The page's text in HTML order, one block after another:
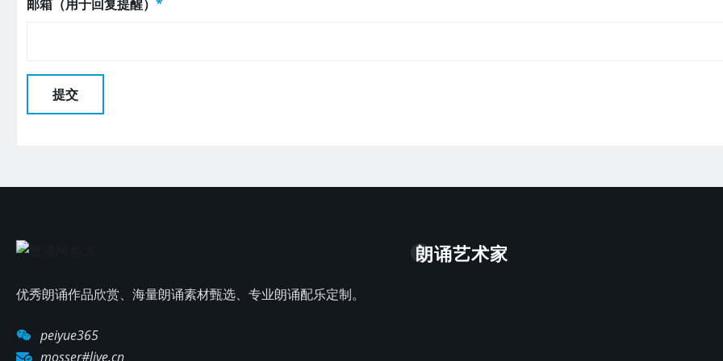
邮箱（用于回复提醒） *
优秀朗诵作品欣赏、海量朗诵素材甄选、专业朗诵配乐定制。
peiyue365
mosser#live.cn
朗诵艺术家